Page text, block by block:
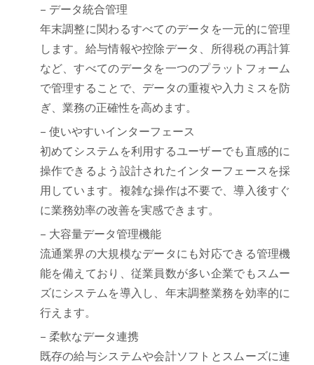
– データ統合管理
年末調整に関わるすべてのデータを一元的に管理
します。給与情報や控除データ、所得税の再計算
など、すべてのデータを一つのプラットフォーム
で管理することで、データの重複や入力ミスを防
ぎ、業務の正確性を高めます。
– 使いやすいインターフェース
初めてシステムを利用するユーザーでも直感的に
操作できるよう設計されたインターフェースを採
用しています。複雑な操作は不要で、導入後すぐ
に業務効率の改善を実感できます。
– 大容量データ管理機能
流通業界の大規模なデータにも対応できる管理機
能を備えており、従業員数が多い企業でもスムー
ズにシステムを導入し、年末調整業務を効率的に
行えます。
– 柔軟なデータ連携
既存の給与システムや会計ソフトとスムーズに連